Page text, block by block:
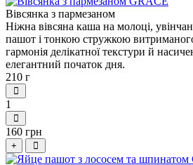
Вівсянка з пармезаном
Ніжна вівсяна каша на молоці,
пашот і тонкою стружкою
гармонія делікатної текстури й
елегантний початок дня.
210 г
1
160 грн
+